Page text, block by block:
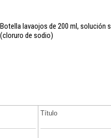
Botella lavaojos de 200 ml, solución
(cloruro de sodio)
Título